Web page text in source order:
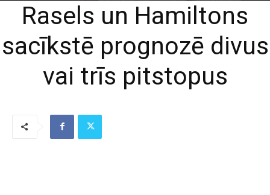
Rasels un Hamiltons
sacīkstē prognozē divus
vai trīs pitstopus